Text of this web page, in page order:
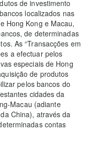
de investimento
localizados nas
Hong Kong e Macau,
de determinadas
As “Transacções em
a efectuar pelos
especiais de Hong
de produtos
pelos bancos do
cidades da
Macau (adiante
China), através da
contas